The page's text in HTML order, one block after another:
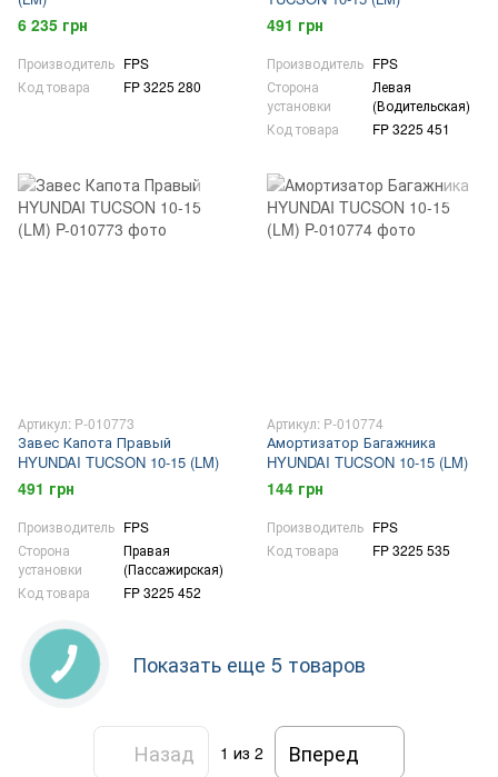
6 235 грн
Производитель FPS
Код товара
FP 3225 280
491 грн
Производитель FPS
Сторона
установки
Левая
(Водительская)
Код товара
FP 3225 451
Артикул: P-010773
Завес Капота Правый
HYUNDAI TUCSON 10-15 (LM)
491 грн
Производитель FPS
Сторона
установки
Правая
(Пассажирская)
Код товара
FP 3225 452
Артикул: P-010774
Амортизатор Багажника
HYUNDAI TUCSON 10-15 (LM)
144 грн
Производитель FPS
Код товара
FP 3225 535
Показать еще 5 товаров
Назад 1 из 2 Вперед